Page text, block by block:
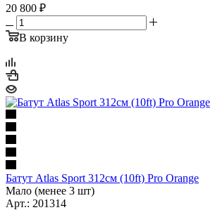
20 800 ₽
В корзину
Батут Atlas Sport 312см (10ft) Pro Orange
Мало (менее 3 шт)
Арт.: 201314